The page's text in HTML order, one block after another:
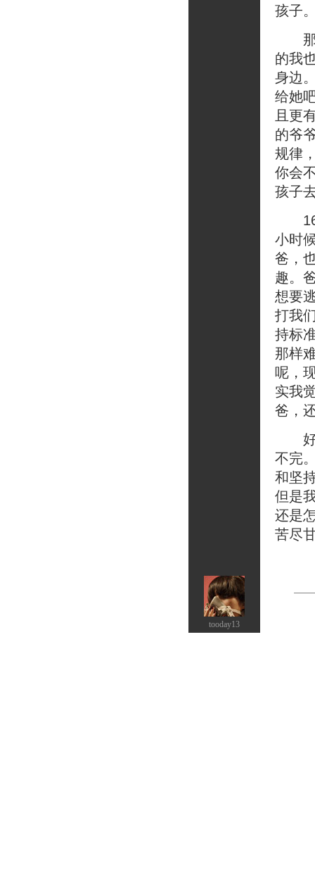
tooday13
孩子
那
的我
身边
给她
且更
的爷
规律
你会
孩子
16
小时
爸，
趣。
想要
打我
持标
那样
呢，
实我
爸，
好
不完
和坚
但是
还是
苦尽